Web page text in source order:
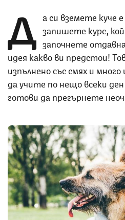
Д а си вземете куче
запишете курс,
започнете
идея какво ви предстои!
изпълнено със смях и
да учите по нещо всеки
готови да прегърнете